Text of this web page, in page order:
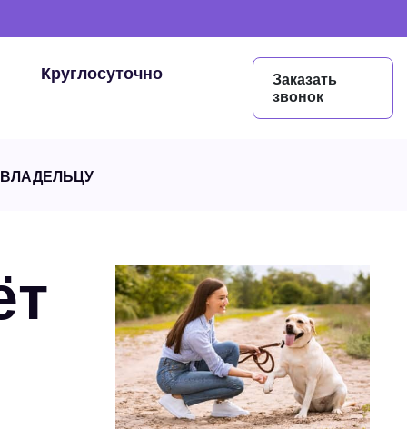
Круглосуточно
Заказать
звонок